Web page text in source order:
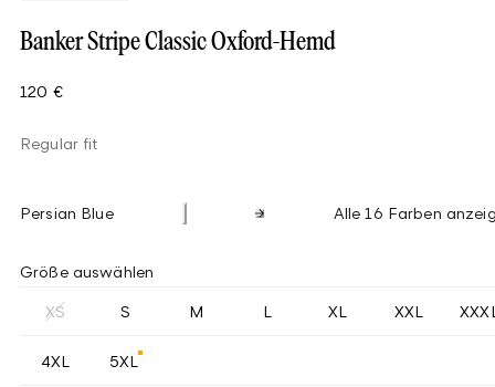
Banker Stripe Classic Oxford-Hemd
120 €
Regular fit
Persian Blue Alle 16 Farben
Größe auswählen
XS S M L XL XXL
4XL 5XL